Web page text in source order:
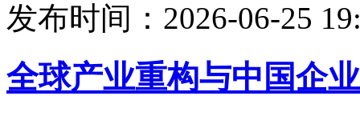
发布时间：2026-06-25
全球产业重构与中国企